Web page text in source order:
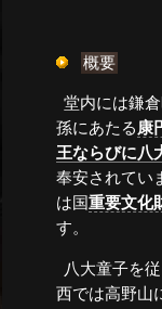
概要
堂内には鎌
孫にあたる康
王ならびに八
奉安されてい
は国重要文化
す。
八大童子を従えた不動明王像は関
西では高野山